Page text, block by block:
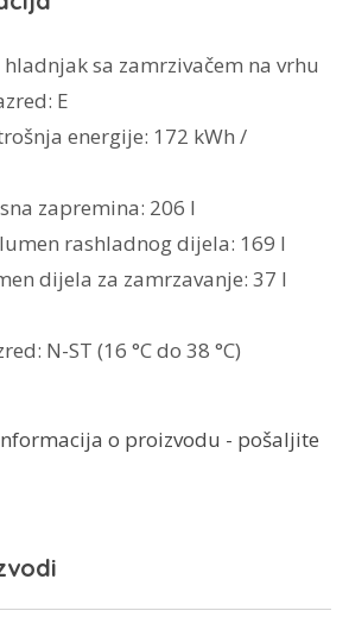
sa zamrzivačem na vrhu
E
energije: 172 kWh /
zapremina: 206 l
rashladnog dijela: 169 l
dijela za zamrzavanje: 37 l
N-ST (16 °C do 38 °C)
o proizvodu - pošaljite